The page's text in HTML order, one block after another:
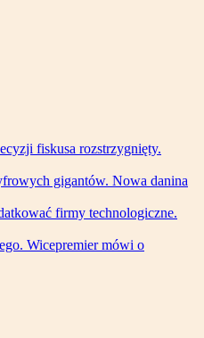
fiskusa rozstrzygnięty.
gigantów. Nowa danina
firmy technologiczne.
Wicepremier mówi o